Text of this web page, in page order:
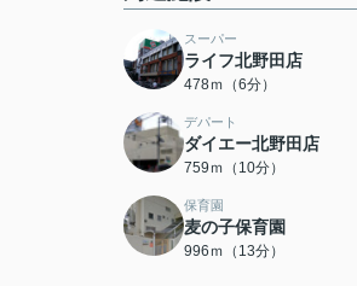
スーパー
ライフ北野田店
478ｍ（6分）
デパート
ダイエー北野田店
759ｍ（10分）
保育園
麦の子保育園
996ｍ（13分）